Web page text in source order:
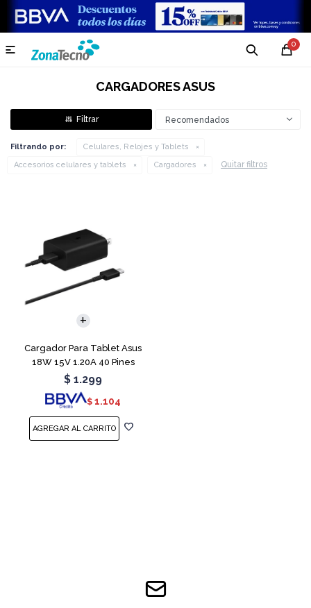
0

CARGADORES ASUS
Recomendados
Filtrando por:
Celulares, Relojes y Tablets
Accesorios celulares y tablets
Cargadores Quitar filtros
Cargador Para Tablet Asus
18W 15V 1.20A 40 Pines
$ 1.299
$ 1.104